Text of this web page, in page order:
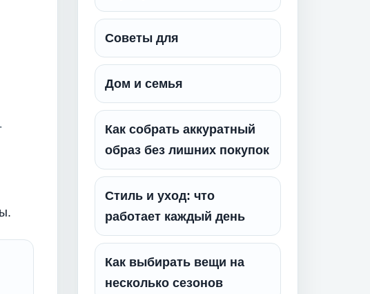
Советы для
Дом и семья
Как собрать аккуратный
образ без лишних покупок
Стиль и уход: что
работает каждый день
Как выбирать вещи на
несколько сезонов